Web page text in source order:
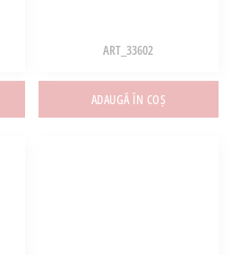
ART_33602
ADAUGĂ ÎN COȘ